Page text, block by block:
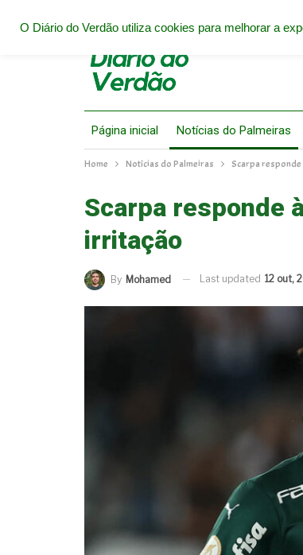
Página inicial Notícias do Palmeiras
Home Notícias do Palmeiras Scarpa
Scarpa responde
irritação
By Mohamed Last updated 12 out,
O Diário do Verdão utiliza cookies para melhorar a